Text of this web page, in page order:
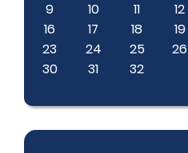
9
10 11 12
16
17 18 19
23
24 25 26
30
31 32